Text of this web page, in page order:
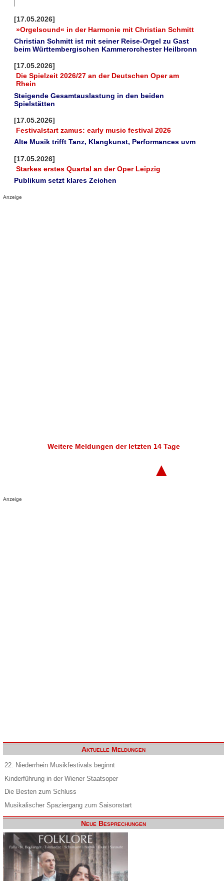
[17.05.2026]
»Orgelsound« in der Harmonie mit Christian Schmitt
Christian Schmitt ist mit seiner Reise-Orgel zu Gast
beim Württembergischen Kammerorchester Heilbronn
[17.05.2026]
Die Spielzeit 2026/27 an der Deutschen Oper am
Rhein
Steigende Gesamtauslastung in den beiden
Spielstätten
[17.05.2026]
Festivalstart zamus: early music festival 2026
Alte Musik trifft Tanz, Klangkunst, Performances uvm
[17.05.2026]
Starkes erstes Quartal an der Oper Leipzig
Publikum setzt klares Zeichen
Anzeige
Weitere Meldungen der letzten 14 Tage
▲
Anzeige
Aktuelle Meldungen
22. Niederrhein Musikfestivals beginnt
Kinderführung in der Wiener Staatsoper
Die Besten zum Schluss
Musikalischer Spaziergang zum Saisonstart
Neue Besprechungen